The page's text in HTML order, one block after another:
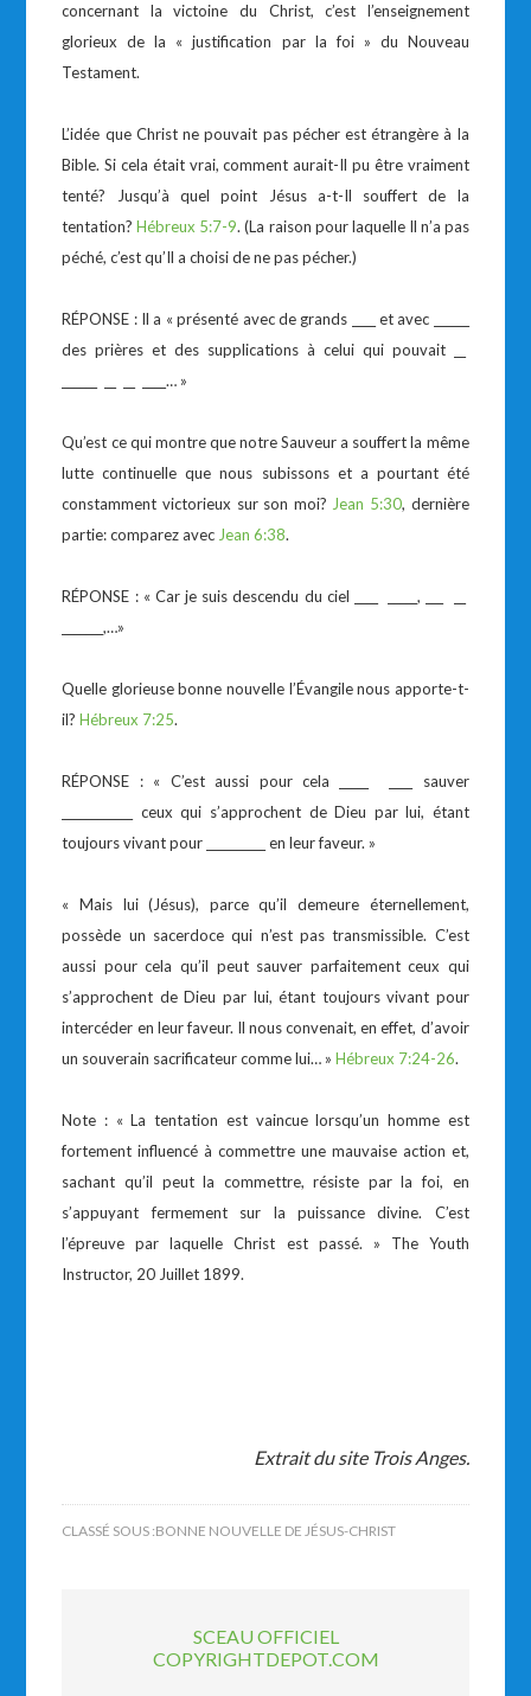
concernant la victoine du Christ, c’est l’enseignement
glorieux de la « justification par la foi » du Nouveau
Testament.
L’idée que Christ ne pouvait pas pécher est étrangère à la
Bible. Si cela était vrai, comment aurait-Il pu être vraiment
tenté? Jusqu’à quel point Jésus a-t-Il souffert de la
tentation?Hébreux 5:7-9. (La raison pour laquelle Il n’a pas
péché, c’est qu’Il a choisi de ne pas pécher.)
RÉPONSE : Il a « présenté avec de grands ____ et avec ______
des prières et des supplications à celui qui pouvait __
______ __ __ ____… »
Qu’est ce qui montre que notre Sauveur a souffert la même
lutte continuelle que nous subissons et a pourtant été
constamment victorieux sur son moi? Jean 5:30, dernière
partie: comparez avec Jean 6:38.
RÉPONSE : « Car je suis descendu du ciel ____ _____, ___ __
_______,…»
Quelle glorieuse bonne nouvelle l’Évangile nous apporte-t-
il?Hébreux 7:25.
RÉPONSE : « C’est aussi pour cela _____ ____ sauver
____________ ceux qui s’approchent de Dieu par lui, étant
toujours vivant pour __________ en leur faveur. »
« Mais lui (Jésus), parce qu’il demeure éternellement,
possède un sacerdoce qui n’est pas transmissible. C’est
aussi pour cela qu’il peut sauver parfaitement ceux qui
s’approchent de Dieu par lui, étant toujours vivant pour
intercéder en leur faveur. Il nous convenait, en effet, d’avoir
un souverain sacrificateur comme lui… »Hébreux 7:24-26.
Note : « La tentation est vaincue lorsqu’un homme est
fortement influencé à commettre une mauvaise action et,
sachant qu’il peut la commettre, résiste par la foi, en
s’appuyant fermement sur la puissance divine. C’est
l’épreuve par laquelle Christ est passé. » The Youth
Instructor, 20 Juillet 1899.
Extrait du site Trois Anges.
CLASSÉ SOUS :BONNE NOUVELLE DE JÉSUS-CHRIST
SCEAU OFFICIEL
COPYRIGHTDEPOT.COM